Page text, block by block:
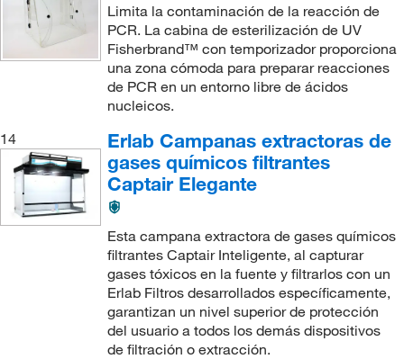
Limita la contaminación de la reacción de
PCR. La cabina de esterilización de UV
Fisherbrand™ con temporizador proporciona
una zona cómoda para preparar reacciones
de PCR en un entorno libre de ácidos
nucleicos.
14
Erlab Campanas extractoras de
gases químicos filtrantes
Captair Elegante
Esta campana extractora de gases químicos
filtrantes Captair Inteligente, al capturar
gases tóxicos en la fuente y filtrarlos con un
Erlab Filtros desarrollados específicamente,
garantizan un nivel superior de protección
del usuario a todos los demás dispositivos
de filtración o extracción.